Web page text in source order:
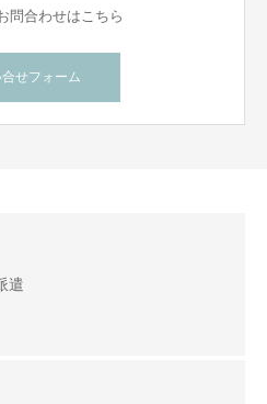
問合わせはこちら
せフォーム
遣